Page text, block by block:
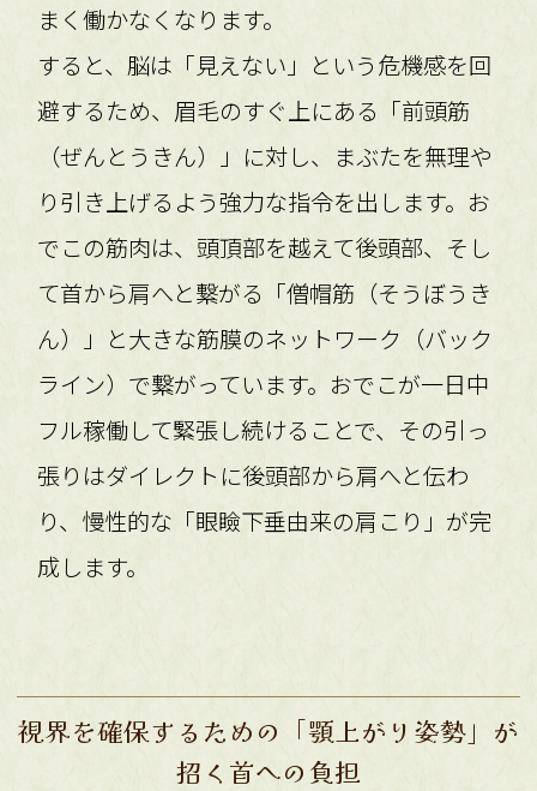
まく働かなくなります。
すると、脳は「見えない」という危機感を回
避するため、眉毛のすぐ上にある「前頭筋
（ぜんとうきん）」に対し、まぶたを無理や
り引き上げるよう強力な指令を出します。お
でこの筋肉は、頭頂部を越えて後頭部、そし
て首から肩へと繋がる「僧帽筋（そうぼうき
ん）」と大きな筋膜のネットワーク（バック
ライン）で繋がっています。おでこが一日中
フル稼働して緊張し続けることで、その引っ
張りはダイレクトに後頭部から肩へと伝わ
り、慢性的な「眼瞼下垂由来の肩こり」が完
成します。
視界を確保するための「顎上がり姿勢」が
招く首への負担